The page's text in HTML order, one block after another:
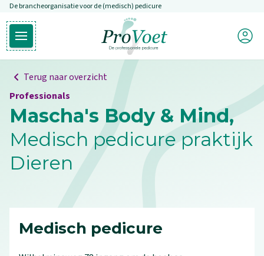
Overslaan en naar de inhoud gaan
De brancheorganisatie voor de (medisch) pedicure
Open hoofdmenu
Ga naar de homepagina
Mijn
Terug naar overzicht
Professionals
Mascha's Body & Mind,
Medisch pedicure praktijk
Dieren
Medisch pedicure